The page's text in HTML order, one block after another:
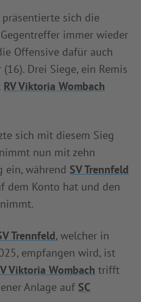
präsentierte sich die
immer wieder
Offensive dafür auch
Drei Siege, ein Remis
RV Viktoria Wombach
sich mit diesem Sieg
nun mit zehn
ein, während SV Trennfeld
dem Konto hat und den
Trennfeld, welcher in
empfangen wird, ist
Viktoria Wombach trifft
Anlage auf SC